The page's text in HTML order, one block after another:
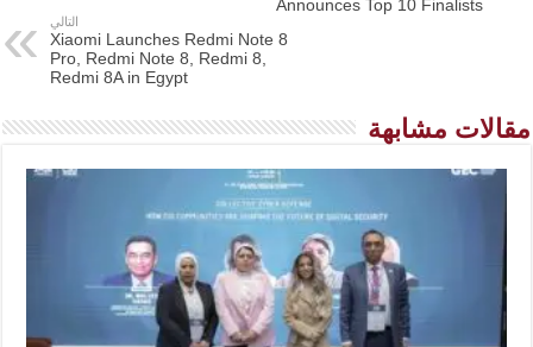
Announces Top 10 Finalists
التالي
Xiaomi Launches Redmi Note 8
Pro, Redmi Note 8, Redmi 8,
Redmi 8A in Egypt
مقالات مشابهة